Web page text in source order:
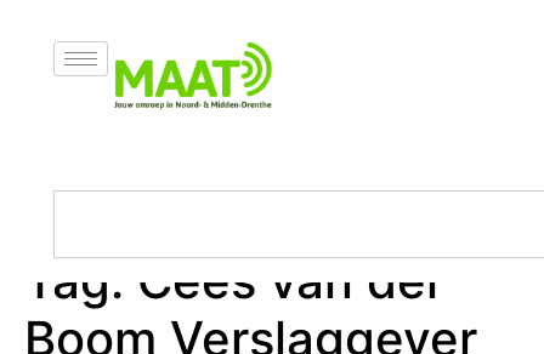
Tag: Cees van der
Boom Verslaggever